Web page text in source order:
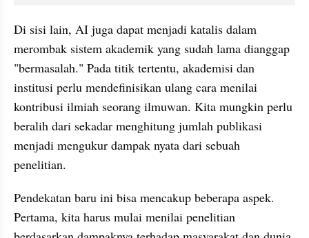
Di sisi lain, AI juga dapat menjadi katalis dalam
merombak sistem akademik yang sudah lama dianggap
"bermasalah." Pada titik tertentu, akademisi dan
institusi perlu mendefinisikan ulang cara menilai
kontribusi ilmiah seorang ilmuwan. Kita mungkin perlu
beralih dari sekadar menghitung jumlah publikasi
menjadi mengukur dampak nyata dari sebuah
penelitian.
Pendekatan baru ini bisa mencakup beberapa aspek.
Pertama, kita harus mulai menilai penelitian